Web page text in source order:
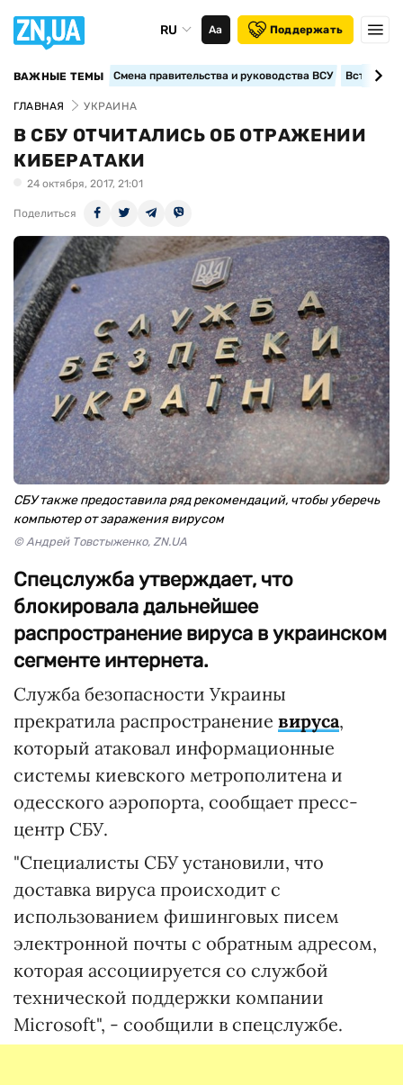
RU Аа Поддержать
ВАЖНЫЕ ТЕМЫ Смена правительства и руководства ВСУ
ГЛАВНАЯ УКРАИНА
В СБУ ОТЧИТАЛИСЬ ОБ ОТРАЖЕНИИ
КИБЕРАТАКИ
24 октября, 2017, 21:01
Поделиться
СБУ также предоставила ряд рекомендаций, чтобы уберечь
компьютер от заражения вирусом
© Андрей Товстыженко, ZN.UA
Спецслужба утверждает, что
блокировала дальнейшее
распространение вируса в украинском
сегменте интернета.
Служба безопасности Украины
прекратила распространение вируса,
который атаковал информационные
системы киевского метрополитена и
одесского аэропорта, сообщает пресс-
центр СБУ.
"Специалисты СБУ установили, что
доставка вируса происходит с
использованием фишинговых писем
электронной почты с обратным адресом,
которая ассоциируется со службой
технической поддержки компании
Microsoft", - сообщили в спецслужбе.